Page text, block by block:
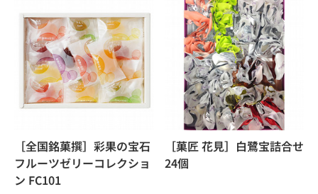
［全国銘菓撰］彩果の宝石
フルーツゼリーコレクショ
ン FC101
［菓匠 花見］白鷺宝詰合せ
24個